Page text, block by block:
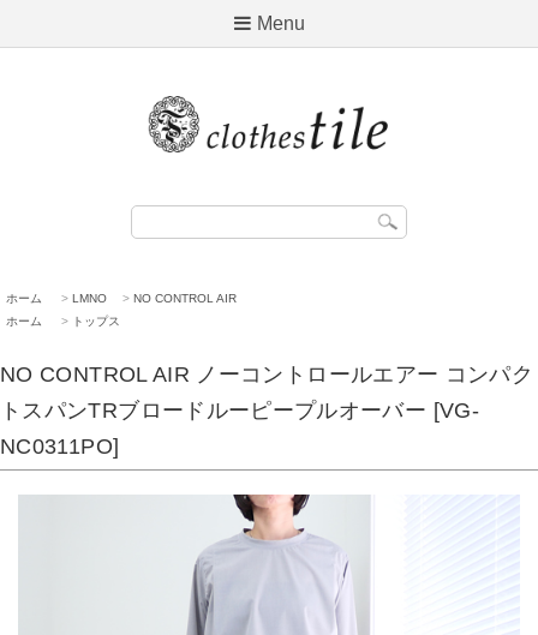
Menu
ホーム > LMNO > NO CONTROL AIR
ホーム
> トップス
NO CONTROL AIR ノーコントロールエアー コンパク
トスパンTRブロードルーピープルオーバー [VG-
NC0311PO]